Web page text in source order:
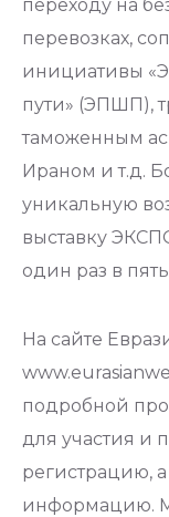
переходу на
перевозках,
инициативы
пути» (ЭПШП),
таможенным
Ираном и т.д.
уникальную
выставку
один раз в пять
На сайте
подробной
для участия и
регистрацию,
информацию.